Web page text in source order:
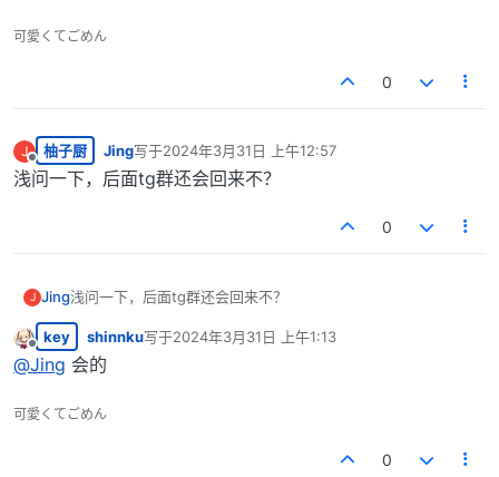
可愛くてごめん
0
J
离线
柚子厨 Jing写于2024年3月31日 上午12:57
最后由 编辑
浅问一下，后面tg群还会回来不？
0
J Jing浅问一下，后面tg群还会回来不？
离线
key shinnku写于2024年3月31日 上午1:13
最后由 编辑
@Jing 会的
可愛くてごめん
0